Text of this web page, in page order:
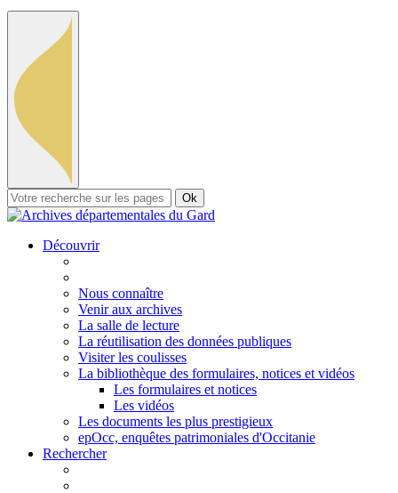
Ok
Découvrir
Nous connaître
Venir aux archives
La salle de lecture
La réutilisation des données publiques
Visiter les coulisses
La bibliothèque des formulaires, notices et vidéos
Les formulaires et notices
Les vidéos
Les documents les plus prestigieux
epOcc, enquêtes patrimoniales d'Occitanie
Rechercher